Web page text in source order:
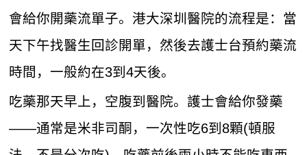
會給你開藥流單子。港大深圳醫院的流程是：當
天下午找醫生回診開單，然後去護士台預約藥流
時間，一般約在3到4天後。
吃藥那天早上，空腹到醫院。護士會給你發藥
——通常是米非司酮，一次性吃6到8顆(頓服